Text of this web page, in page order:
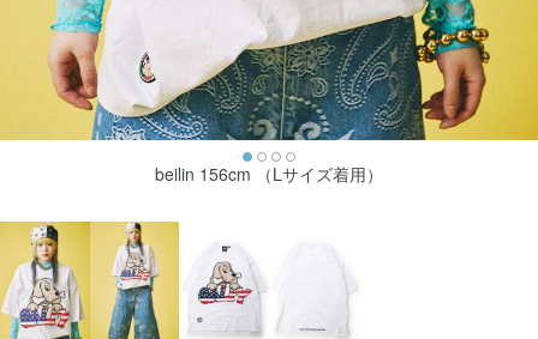
beilin 156cm （Lサイズ着用）